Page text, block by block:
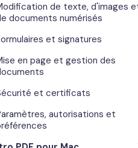
de texte, d'images
documents numérisés
et signatures
en page et gestion des
et certificats
autorisations et